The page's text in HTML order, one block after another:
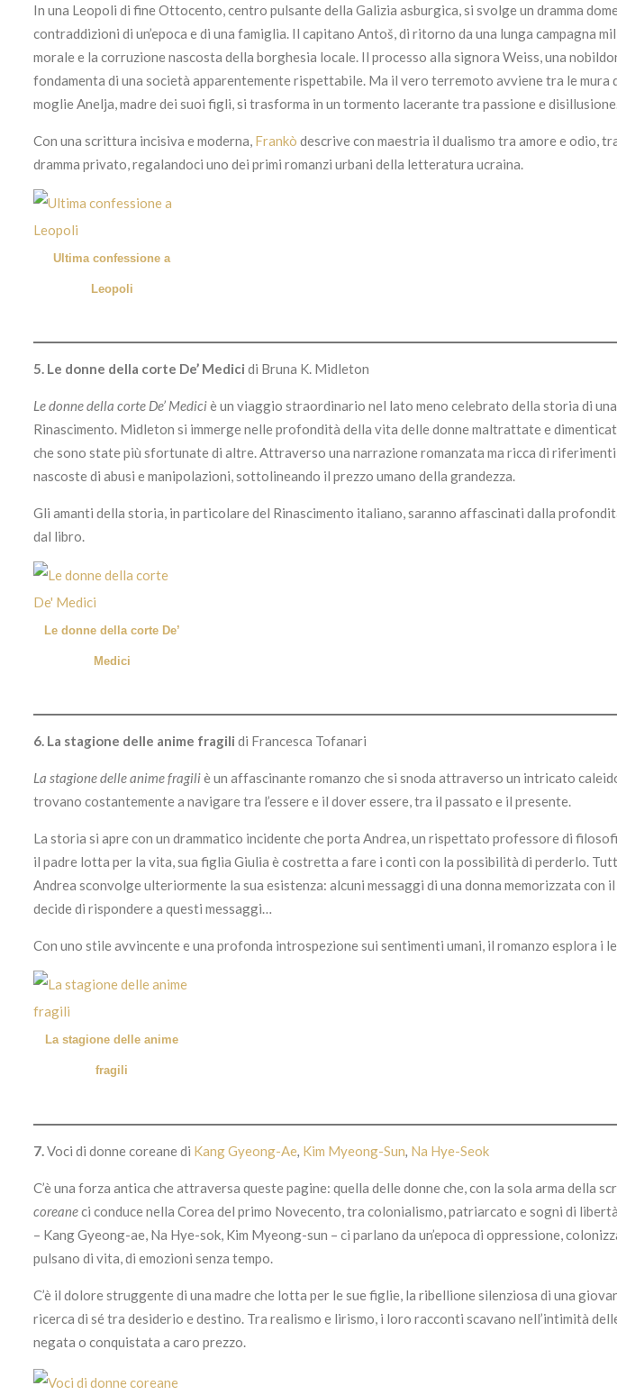
In una Leopoli di fine Ottocento, centro pulsante della Galizia asburgica, si svolge un dramma
contraddizioni di un’epoca e di una famiglia. Il capitano Antoš, di ritorno da una lunga campagna
morale e la corruzione nascosta della borghesia locale. Il processo alla signora Weiss, una
fondamenta di una società apparentemente rispettabile. Ma il vero terremoto avviene tra le mura
moglie Anelja, madre dei suoi figli, si trasforma in un tormento lacerante tra passione e
Con una scrittura incisiva e moderna, Frankò descrive con maestria il dualismo tra amore e odio,
dramma privato, regalandoci uno dei primi romanzi urbani della letteratura ucraina.
Ultima confessione a
Leopoli
5. Le donne della corte De’ Medici di Bruna K. Midleton
Le donne della corte De’ Mediciè un viaggio straordinario nel lato meno celebrato della storia di
Rinascimento. Midleton si immerge nelle profondità della vita delle donne maltrattate e
che sono state più sfortunate di altre. Attraverso una narrazione romanzata ma ricca di
nascoste di abusi e manipolazioni, sottolineando il prezzo umano della grandezza.
Gli amanti della storia, in particolare del Rinascimento italiano, saranno affascinati dalla
dal libro.
Le donne della corte De’
Medici
6. La stagione delle anime fragili di Francesca Tofanari
La stagione delle anime fragiliè un affascinante romanzo che si snoda attraverso un intricato
trovano costantemente a navigare tra l’essere e il dover essere, tra il passato e il presente.
La storia si apre con un drammatico incidente che porta Andrea, un rispettato professore di
il padre lotta per la vita, sua figlia Giulia è costretta a fare i conti con la possibilità di perderlo.
Andrea sconvolge ulteriormente la sua esistenza: alcuni messaggi di una donna memorizzata con il
decide di rispondere a questi messaggi…
Con uno stile avvincente e una profonda introspezione sui sentimenti umani, il romanzo esplora i
La stagione delle anime
fragili
7.Voci di donne coreane di Kang Gyeong-Ae, Kim Myeong-Sun, Na Hye-Seok
C’è una forza antica che attraversa queste pagine: quella delle donne che, con la sola arma della
coreaneci conduce nella Corea del primo Novecento, tra colonialismo, patriarcato e sogni di
– Kang Gyeong-ae, Na Hye-sok, Kim Myeong-sun – ci parlano da un’epoca di oppressione,
pulsano di vita, di emozioni senza tempo.
C’è il dolore struggente di una madre che lotta per le sue figlie, la ribellione silenziosa di una
ricerca di sé tra desiderio e destino. Tra realismo e lirismo, i loro racconti scavano nell’intimità
negata o conquistata a caro prezzo.